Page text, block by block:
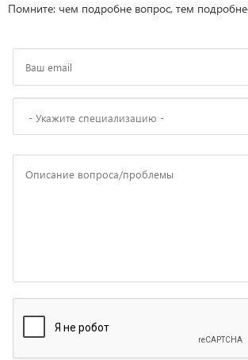
Помните: чем подробне вопрос, тем